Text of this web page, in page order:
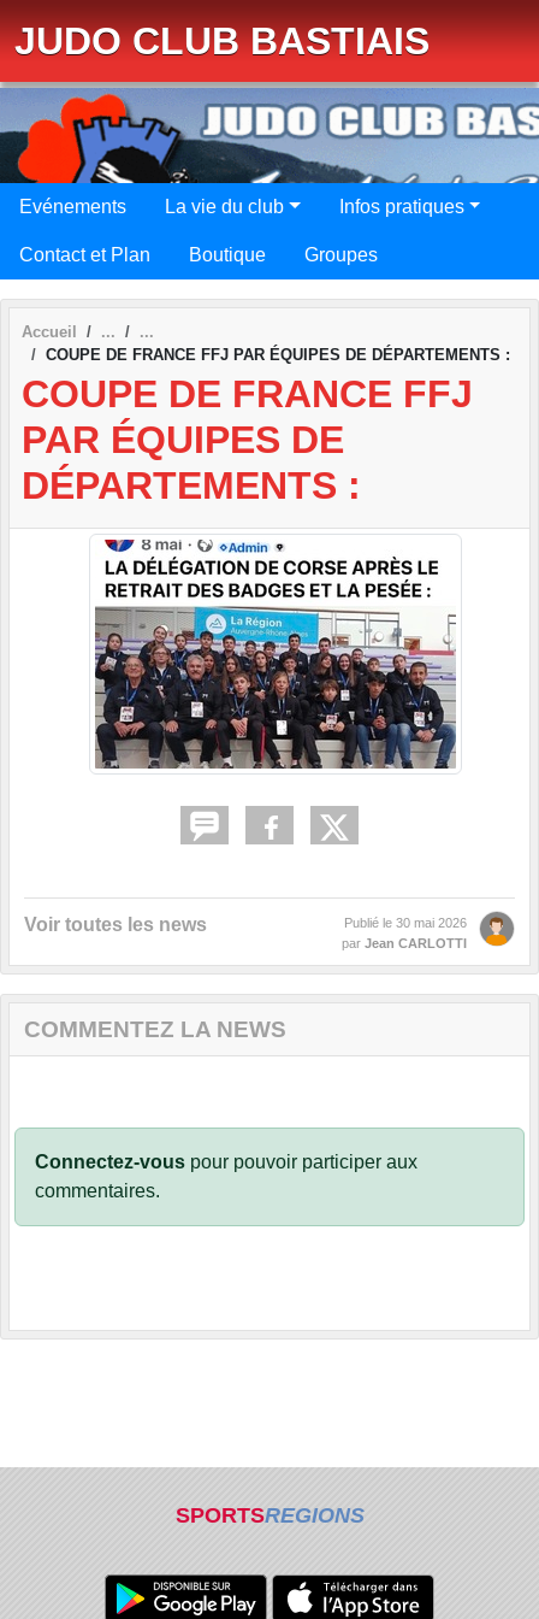
JUDO CLUB BASTIAIS
Evénements La vie du club Infos pratiques
Contact et Plan Boutique Groupes
Accueil
COUPE DE FRANCE FFJ PAR ÉQUIPES DE DÉPARTEMENTS :
COUPE DE FRANCE FFJ
PAR ÉQUIPES DE
DÉPARTEMENTS :
Voir toutes les news Publié le 30 mai 2026
par Jean CARLOTTI
COMMENTEZ LA NEWS
Connectez-vous pour pouvoir participer aux
commentaires.
SPORTSREGIONS